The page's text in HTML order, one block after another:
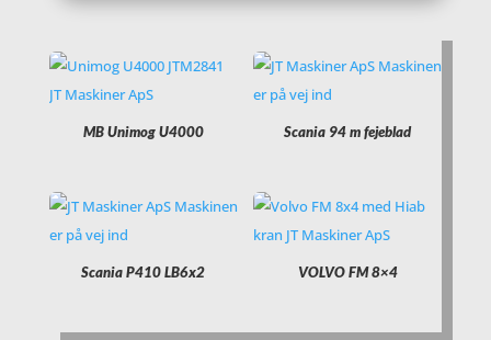
MB Unimog U4000 Scania 94 m fejeblad
Scania P410 LB6x2 VOLVO FM 8×4